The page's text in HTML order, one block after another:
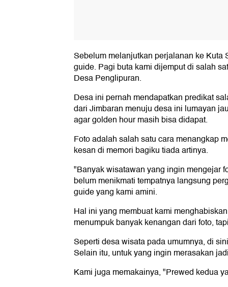
Sebelum melanjutkan perjalanan ke Kuta
guide. Pagi buta kami dijemput di salah
Desa Penglipuran.
Desa ini pernah mendapatkan predikat
dari Jimbaran menuju desa ini lumayan
agar golden hour masih bisa didapat.
Foto adalah salah satu cara menangkap
kesan di memori bagiku tiada artinya.
"Banyak wisatawan yang ingin mengejar
belum menikmati tempatnya langsung
guide yang kami amini.
Hal ini yang membuat kami
menumpuk banyak kenangan dari foto,
Seperti desa wisata pada umumnya, di
Selain itu, untuk yang ingin merasakan
Kami juga memakainya, "Prewed kedua